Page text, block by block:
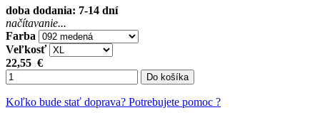
doba dodania: 7-14 dní
načítavanie...
Farba
Veľkosť
22,55 €
Do košíka
Koľko bude stať doprava? Potrebujete pomoc ?